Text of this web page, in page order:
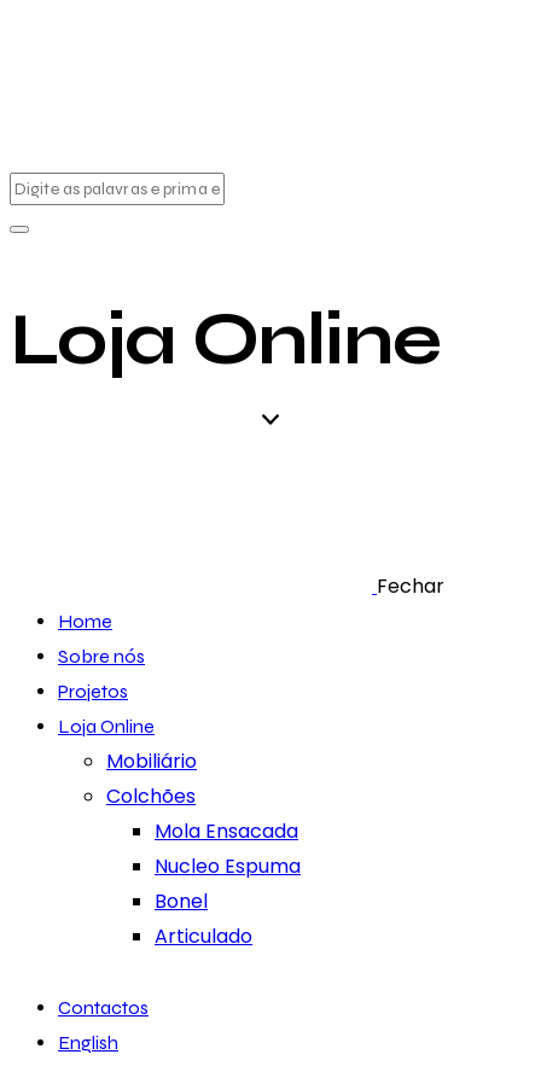
Loja Online
Fechar
Home
Sobre nós
Projetos
Loja Online
Mobiliário
Colchões
Mola Ensacada
Nucleo Espuma
Bonel
Articulado
Contactos
English